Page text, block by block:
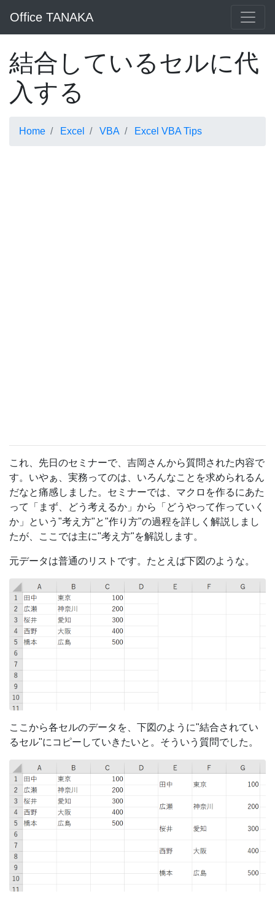
Office TANAKA
結合しているセルに代
入する
Home Excel VBA Excel VBA Tips
これ、先日のセミナーで、吉岡さんから質問された内容で
す。いやぁ、実務ってのは、いろんなことを求められるん
だなと痛感しました。セミナーでは、マクロを作るにあた
って「まず、どう考えるか」から「どうやって作っていく
か」という"考え方"と"作り方"の過程を詳しく解説しまし
たが、ここでは主に"考え方"を解説します。
元データは普通のリストです。たとえば下図のような。
ここから各セルのデータを、下図のように"結合されてい
るセル"にコピーしていきたいと。そういう質問でした。